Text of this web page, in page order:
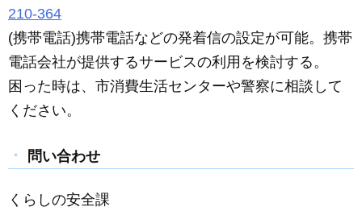
210-364
(携帯電話)携帯電話などの発着信の設定が可能。携帯
電話会社が提供するサービスの利用を検討する。
困った時は、市消費生活センターや警察に相談して
ください。
問い合わせ
くらしの安全課